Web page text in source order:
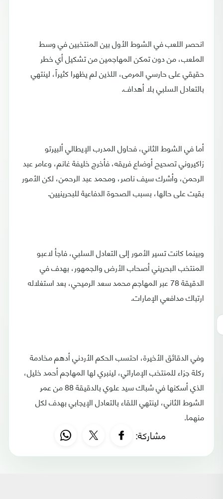
انحصر اللعب في الشوط الأول بين المنتخبين في وسط
الملعب، من دون تمكن المهاجمين من تشكيل أي خطر
حقيقي على حارسي المرمى، اللذين لم يظهرا كثيراً، لينتهي
بالتعادل السلبي بلا أهداف.
أما في الشوط الثاني، فحاول المدرب الإيطالي ألبيرتو
زاكيروني تصحيح أوضاع فريقه، فأخرج خليفة غانم، وعامر عبد
الرحمن، وأشرك سيف ناصر، ومحمد عبد الرحمن، لكن الأمور
بقيت على حالها، بسبب الصحوة الدفاعية للبحرينيين.
وبينما كانت تسير الأمور إلى التعادل السلبي، فاجأ لاعبو
المنتخب البحريني أصحاب الأرض والجمهور، بهدف في
الدقيقة 78 عبر المهاجم محمد سعد الرميحي، بعد استغلاله
ارتباك مدافعي الإمارات.
وفي الدقائق الأخيرة، احتسب الحكم الأردني أدهم مخادمة
ركلة جزاء للمنتخب الإماراتي، لينبري لها المهاجم أحمد خليل،
الذي أسكنها في شباك سيد علوي بالدقيقة 88 من عمر
الشوط الثاني، لينتهي اللقاء بالتعادل الإيجابي بهدف لكل
منهما.
مشاركة: